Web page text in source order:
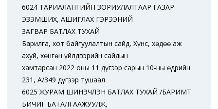
6024 ТАРИАЛАНГИЙН ЗОРИУЛАЛТААР ГАЗАР
ЭЗЭМШИХ, АШИГЛАХ ГЭРЭЭНИЙ
ЗАГВАР БАТЛАХ ТУХАЙ
Барилга, хот байгуулалтын сайд, Хүнс, хөдөө аж
ахуй, хөнгөн үйлдвэрийн сайдын
хамтарсан 2022 оны 11 дүгээр сарын 10-ны өдрийн
231, А/349 дүгээр тушаал
6025 ЖУРАМ ШИНЭЧЛЭН БАТЛАХ ТУХАЙ /БАРИМТ
БИЧИГ БАТАЛГААЖУУЛЖ,